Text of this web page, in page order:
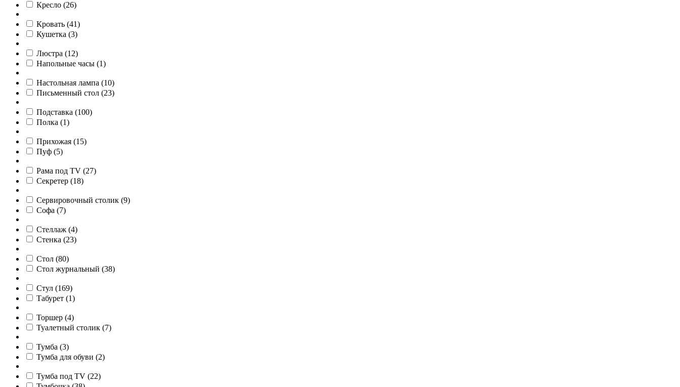
Кресло (26)
Кровать (41)
Кушетка (3)
Люстра (12)
Напольные часы (1)
Настольная лампа (10)
Письменный стол (23)
Подставка (100)
Полка (1)
Прихожая (15)
Пуф (5)
Рама под TV (27)
Секретер (18)
Сервировочный столик (9)
Софа (7)
Стеллаж (4)
Стенка (23)
Стол (80)
Стол журнальный (38)
Стул (169)
Табурет (1)
Торшер (4)
Туалетный столик (7)
Тумба (3)
Тумба для обуви (2)
Тумба под TV (22)